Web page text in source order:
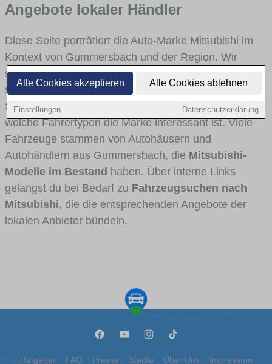
Alle Cookies akzeptieren Alle Cookies ablehnen
Einstellungen Datenschutzerklärung
Angebote lokaler Händler
Diese Seite porträtiert die Auto-Marke Mitsubishi im
Kontext von Gummersbach und der Region. Wir
skizzieren, in welchen Fahrzeugklassen Mitsubishi
stark vertreten ist, welche Modellreihen häufig im
Stadt- und Umlandverkehr zu sehen sind und für
welche Fahrertypen die Marke interessant ist. Viele
Fahrzeuge stammen von Autohäusern und
Autohändlern aus Gummersbach, die Mitsubishi-
Modelle im Bestand haben. Über interne Links
gelangst du bei Bedarf zu Fahrzeugsuchen nach
Mitsubishi, die die entsprechenden Angebote der
lokalen Anbieter bündeln.
Ratgeber FAQ Presse Städte Über Uns Impressum